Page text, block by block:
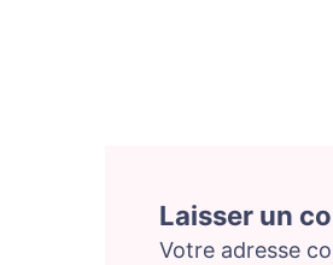
Laisser un
Votre adresse